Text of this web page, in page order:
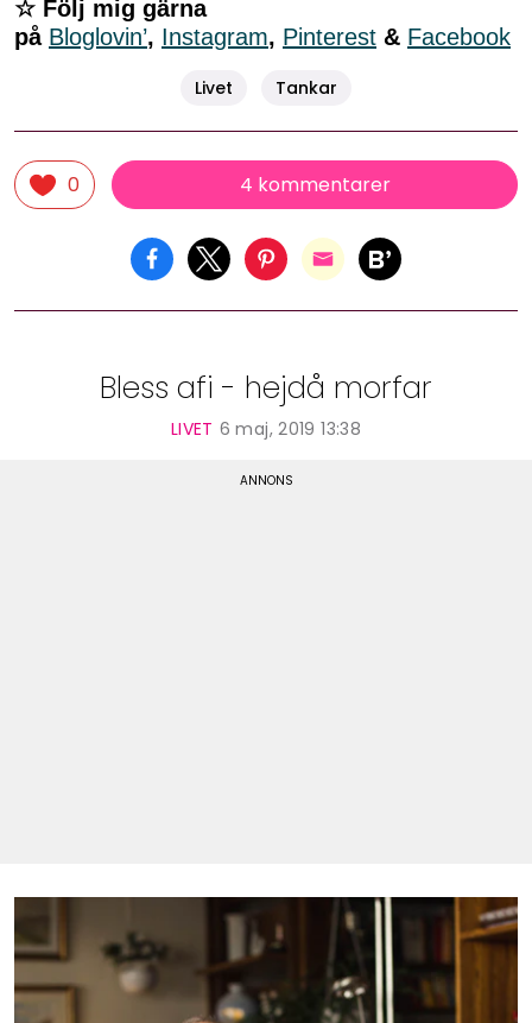
☆ Följ mig gärna
på Bloglovin’, Instagram, Pinterest & Facebook
Livet Tankar
0 4 kommentarer
Bless afi - hejdå morfar
LIVET 6 maj, 2019 13:38